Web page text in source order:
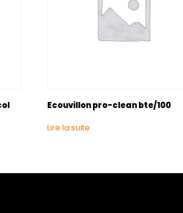
Ecouvillon pro-clean bte/100
Lire la suite